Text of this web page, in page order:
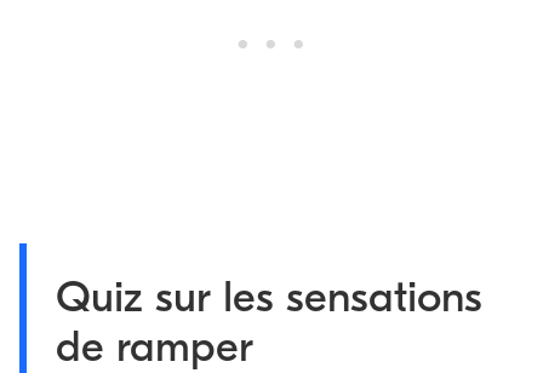
Quiz sur les sensations
de ramper